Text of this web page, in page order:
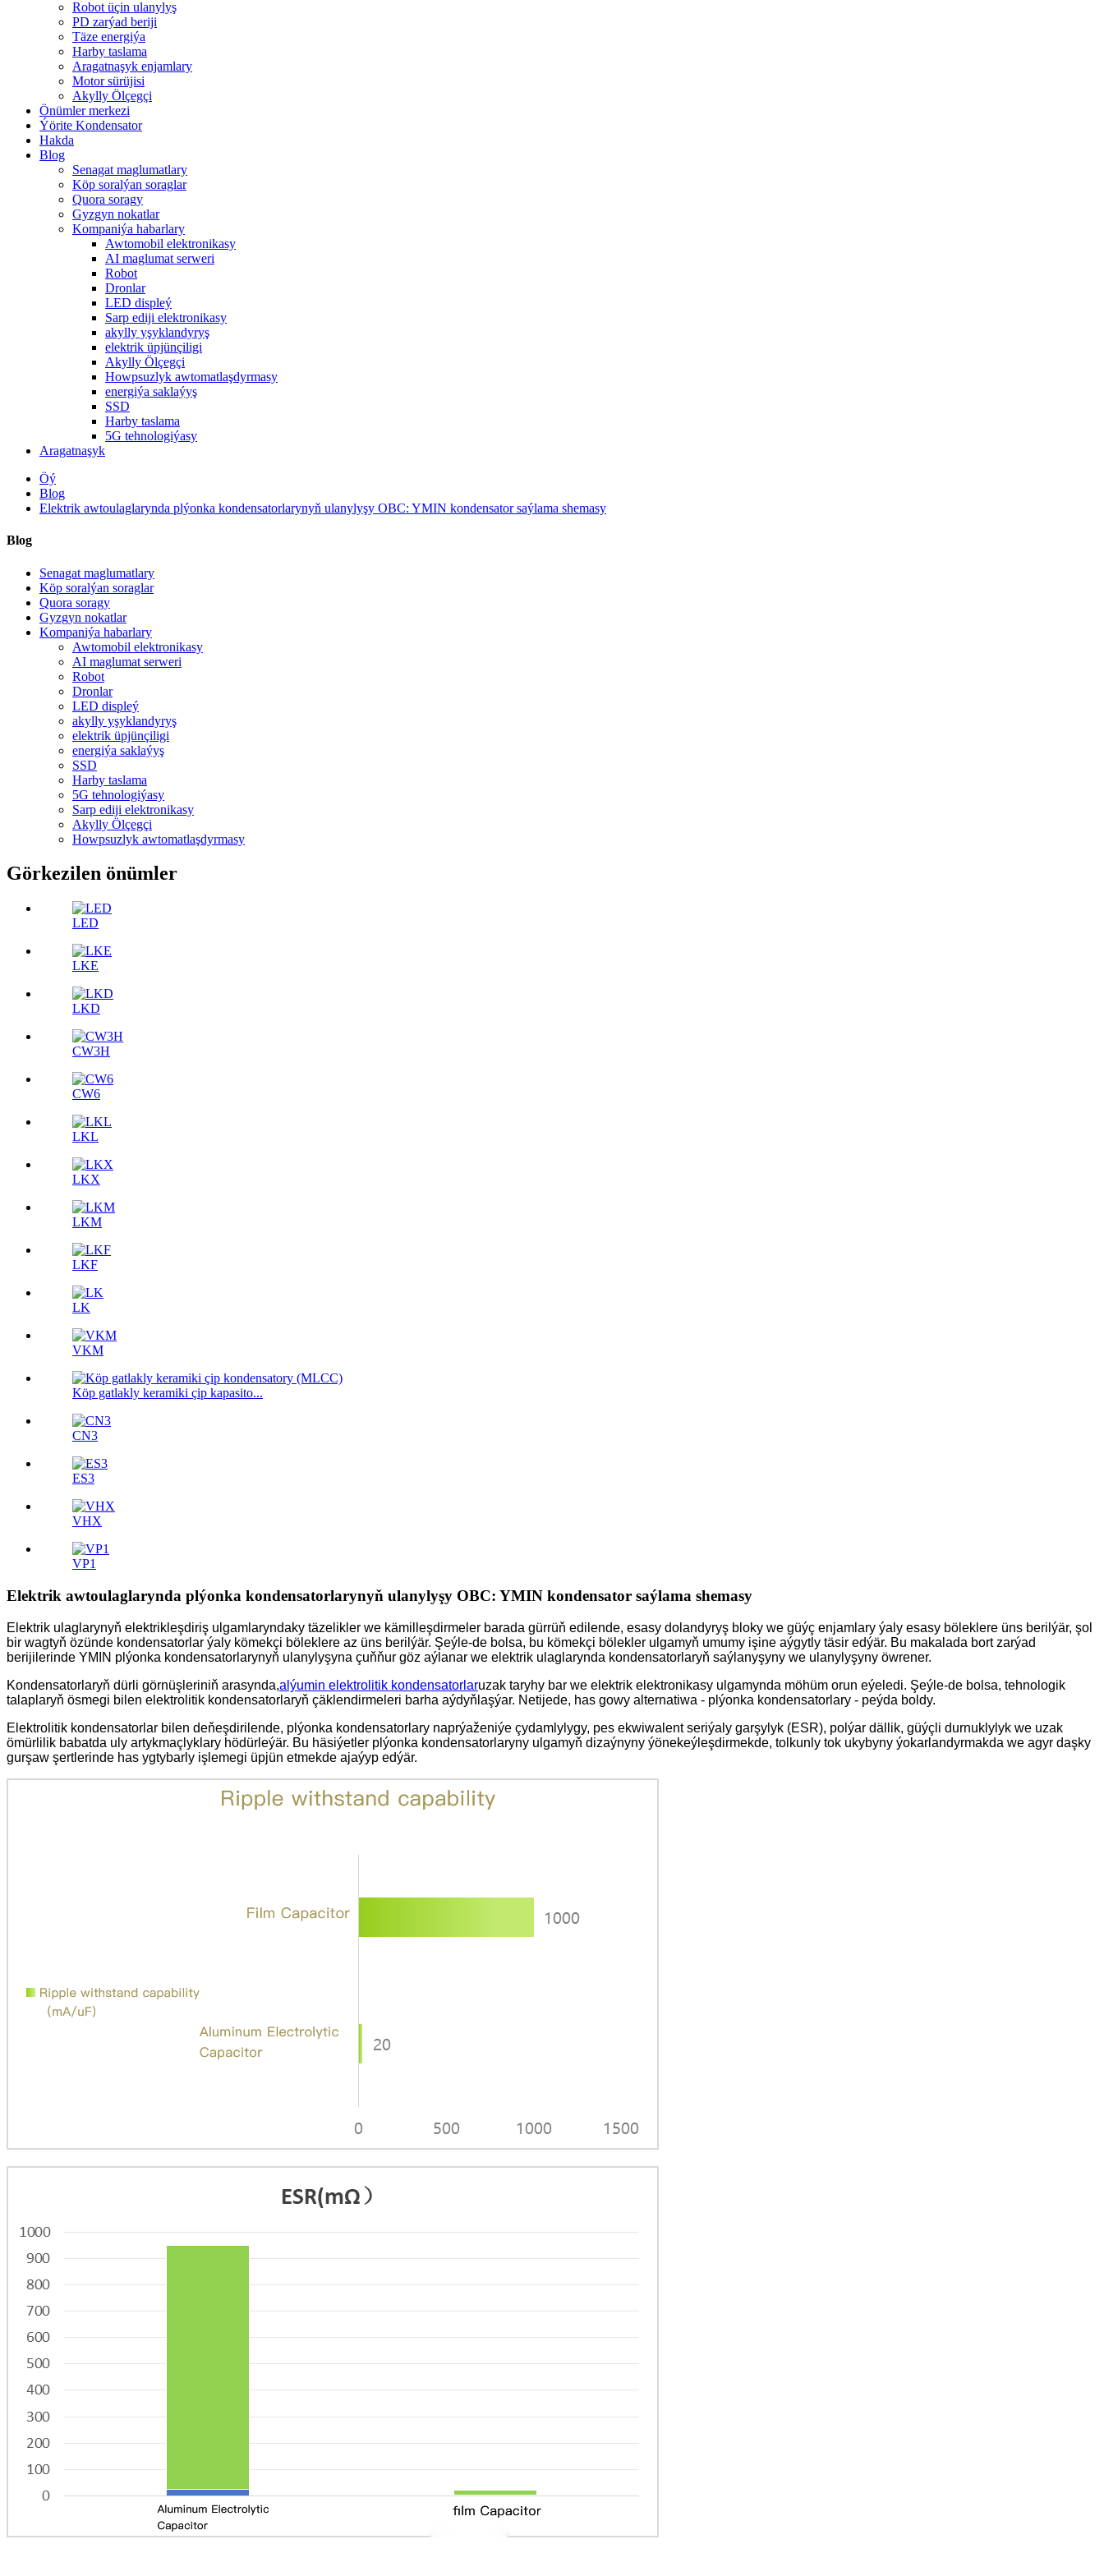
Robot üçin ulanylyş
PD zarýad beriji
Täze energiýa
Harby taslama
Aragatnaşyk enjamlary
Motor sürüjisi
Akylly Ölçegçi
Önümler merkezi
Ýörite Kondensator
Hakda
Blog
Senagat maglumatlary
Köp soralýan soraglar
Quora soragy
Gyzgyn nokatlar
Kompaniýa habarlary
Awtomobil elektronikasy
AI maglumat serweri
Robot
Dronlar
LED displeý
Sarp ediji elektronikasy
akylly yşyklandyryş
elektrik üpjünçiligi
Akylly Ölçegçi
Howpsuzlyk awtomatlaşdyrmasy
energiýa saklaýyş
SSD
Harby taslama
5G tehnologiýasy
Aragatnaşyk
Öý
Blog
Elektrik awtoulaglarynda plýonka kondensatorlarynyň ulanylyşy OBC: YMIN kondensator saýlama shemasy
Blog
Senagat maglumatlary
Köp soralýan soraglar
Quora soragy
Gyzgyn nokatlar
Kompaniýa habarlary
Awtomobil elektronikasy
AI maglumat serweri
Robot
Dronlar
LED displeý
akylly yşyklandyryş
elektrik üpjünçiligi
energiýa saklaýyş
SSD
Harby taslama
5G tehnologiýasy
Sarp ediji elektronikasy
Akylly Ölçegçi
Howpsuzlyk awtomatlaşdyrmasy
Görkezilen önümler
LED
LKE
LKD
CW3H
CW6
LKL
LKX
LKM
LKF
LK
VKM
Köp gatlakly keramiki çip kapasito...
CN3
ES3
VHX
VP1
Elektrik awtoulaglarynda plýonka kondensatorlarynyň ulanylyşy OBC: YMIN kondensator saýlama shemasy
Elektrik ulaglarynyň elektrikleşdiriş ulgamlaryndaky täzelikler we kämilleşdirmeler barada gürrüň edilende, esasy dolandyryş bloky we güýç enjamlary ýaly esasy böleklere üns berilýär, şol
bir wagtyň özünde kondensatorlar ýaly kömekçi böleklere az üns berilýär. Şeýle-de bolsa, bu kömekçi bölekler ulgamyň umumy işine aýgytly täsir edýär. Bu makalada bort zarýad
berijilerinde YMIN plýonka kondensatorlarynyň ulanylyşyna çuňňur göz aýlanar we elektrik ulaglarynda kondensatorlaryň saýlanyşyny we ulanylyşyny öwrener.
Kondensatorlaryň dürli görnüşleriniň arasynda,alýumin elektrolitik kondensatorlaruzak taryhy bar we elektrik elektronikasy ulgamynda möhüm orun eýeledi. Şeýle-de bolsa, tehnologik
talaplaryň ösmegi bilen elektrolitik kondensatorlaryň çäklendirmeleri barha aýdyňlaşýar. Netijede, has gowy alternatiwa - plýonka kondensatorlary - peýda boldy.
Elektrolitik kondensatorlar bilen deňeşdirilende, plýonka kondensatorlary naprýaženiýe çydamlylygy, pes ekwiwalent seriýaly garşylyk (ESR), polýar dällik, güýçli durnuklylyk we uzak
ömürlilik babatda uly artykmaçlyklary hödürleýär. Bu häsiýetler plýonka kondensatorlaryny ulgamyň dizaýnyny ýönekeýleşdirmekde, tolkunly tok ukybyny ýokarlandyrmakda we agyr daşky
gurşaw şertlerinde has ygtybarly işlemegi üpjün etmekde ajaýyp edýär.